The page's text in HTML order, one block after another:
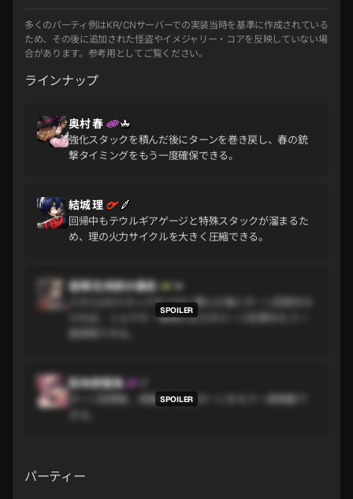
多くのパーティ例はKR/CNサーバーでの実装当時を基準に作成されている
ため、その後に追加された怪盗やイメジャリー・コアを反映していない場
合があります。参考用としてご覧ください。
ラインナップ
奥村 春
強化スタックを積んだ後にターンを巻き戻し、春の銃
撃タイミングをもう一度確保できる。
結城 理
回帰中もテウルギアゲージと特殊スタックが溜まるた
め、理の火力サイクルを大きく圧縮できる。
星輝·生命欲の暴走
スキル2のスタックを十分に積んだ後にターン回帰をか
ければ、ショウキ・暗夜の主力ダメージ区間をもう一
梨本成瑠海
ターン回帰後、成瑠海の追加ターンをもう一度発動で
パーティー